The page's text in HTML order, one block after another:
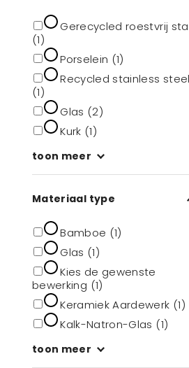
Gerecycled roestvrij
(1)
Porselein (1)
Recycled stainless steel
(1)
Glas (2)
Kurk (1)
toon meer
Materiaal type
Bamboe (1)
Glas (1)
Kies de gewenste
bewerking (1)
Keramiek Aardewerk (1)
Kalk-Natron-Glas (1)
toon meer